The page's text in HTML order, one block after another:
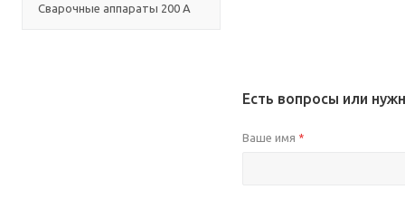
Сварочные аппараты 200 А
Есть вопросы или
Ваше имя *